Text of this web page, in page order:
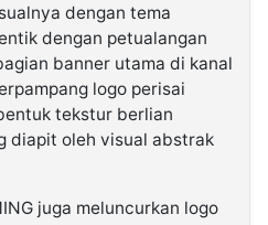
dengan tema
dengan petualangan
banner utama di kanal
logo perisai
tekstur berlian
diapit oleh visual abstrak
juga meluncurkan logo